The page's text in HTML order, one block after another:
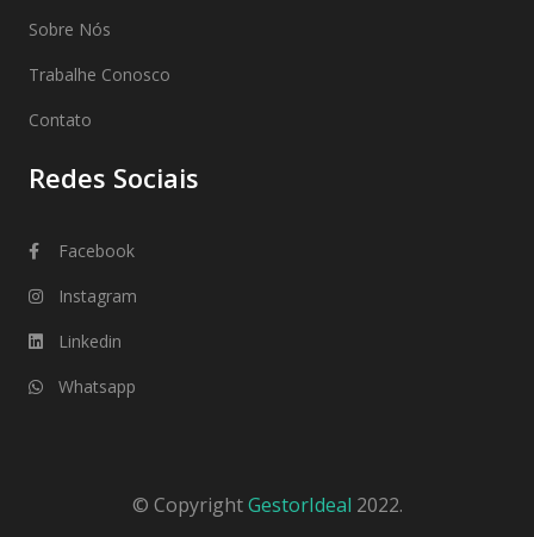
Sobre Nós
Trabalhe Conosco
Contato
Redes Sociais
Facebook
Instagram
Linkedin
Whatsapp
© CopyrightGestorIdeal 2022.